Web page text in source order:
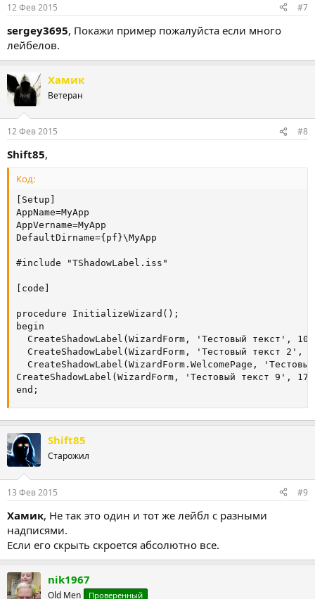
12 Фев 2015 #7
sergey3695, Покажи пример пожалуйста если много
лейбелов.
Хамик
Ветеран
12 Фев 2015 #8
Shift85,
Код:
[Setup]
AppName=MyApp
AppVername=MyApp
DefaultDirname={pf}\MyApp
#include "TShadowLabel.iss"
[code]
procedure InitializeWizard();
begin
CreateShadowLabel(WizardForm, 'Тестовый текст',
CreateShadowLabel(WizardForm, 'Тестовый текст 2',
CreateShadowLabel(WizardForm.WelcomePage,
CreateShadowLabel(WizardForm, 'Тестовый
end;
Shift85
Старожил
13 Фев 2015 #9
Хамик, Не так это один и тот же лейбл с разными
надписями.
Если его скрыть скроется абсолютно все.
nik1967
Old Men Проверенный